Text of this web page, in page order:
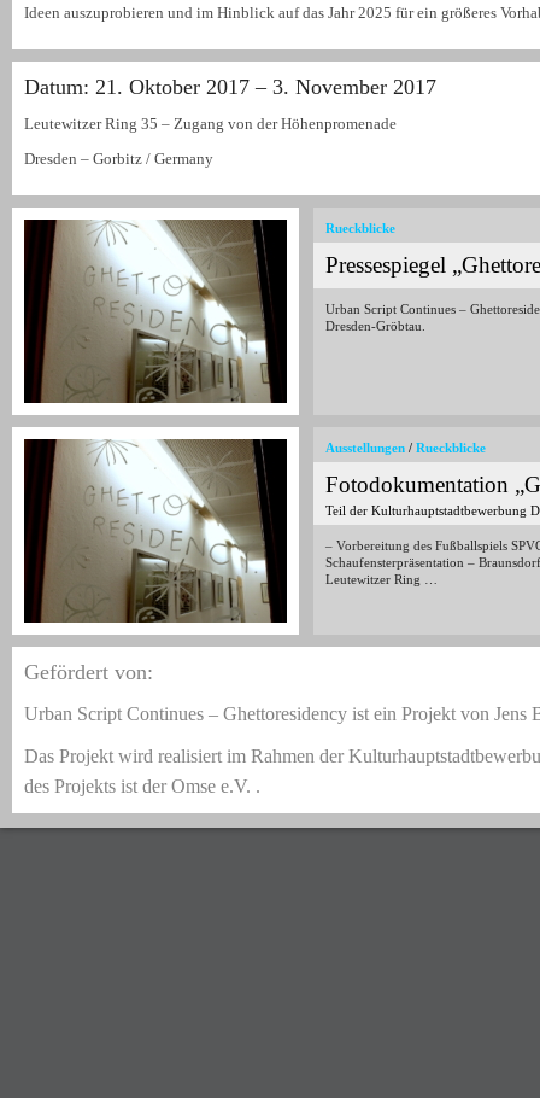
Ideen auszuprobieren und im Hinblick auf das Jahr 2025 für ein größeres
Datum: 21. Oktober 2017 – 3. November 2017
Leutewitzer Ring 35 – Zugang von der Höhenpromenade
Dresden – Gorbitz / Germany
Rueckblicke
Pressespiegel
Urban Script Continues –
Dresden-Gröbtau.
Ausstellungen / Rueckblicke
Fotodokumentation
Teil der Kulturhauptstadtbewerbung
– Vorbereitung des Fußballspiels
Schaufensterpräsentation –
Leutewitzer Ring …
Gefördert von:
Urban Script Continues – Ghettoresidency ist ein Projekt von Jens
Das Projekt wird realisiert im Rahmen der
des Projekts ist der Omse e.V. .